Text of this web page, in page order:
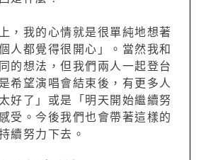
，我的心情就是很單純地想著
人都覺得很開心」。當然我和
的想法，但我們兩人一起登台
希望演唱會結束後，有更多人
好了」或是「明天開始繼續努
受。今後我們也會帶著這樣的
續努力下去。